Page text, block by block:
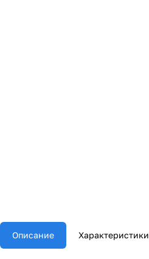
Описание Характеристики